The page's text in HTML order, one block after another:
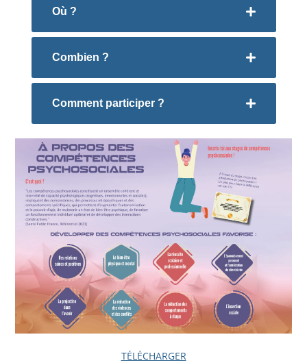
Où ?
Combien ?
Comment participer ?
TÉLÉCHARGER